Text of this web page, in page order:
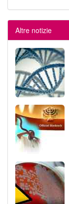
Altre notizie